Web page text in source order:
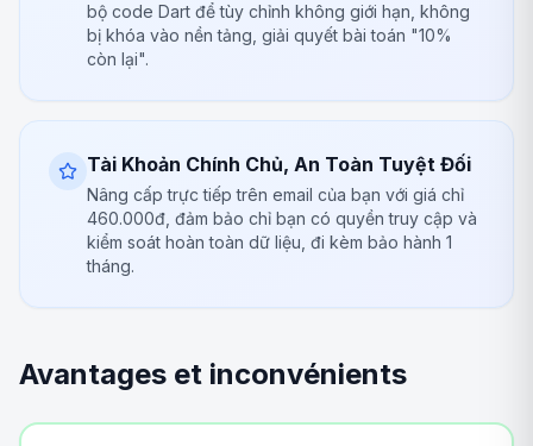
bộ code Dart để tùy chỉnh không giới hạn, không
bị khóa vào nền tảng, giải quyết bài toán "10%
còn lại".
Tài Khoản Chính Chủ, An Toàn Tuyệt Đối
Nâng cấp trực tiếp trên email của bạn với giá chỉ
460.000đ, đảm bảo chỉ bạn có quyền truy cập và
kiểm soát hoàn toàn dữ liệu, đi kèm bảo hành 1
tháng.
Avantages et inconvénients